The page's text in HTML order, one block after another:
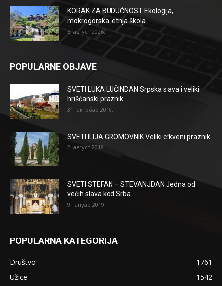
KORAK ZA BUDUĆNOST Ekologija,
mokrogorska letnja škola
5. август 2026.
POPULARNE OBJAVE
SVETI LUKA LUČINDAN Srpska slava i veliki
hrišćanski praznik
31. октобар 2018.
SVETI ILIJA GROMOVNIK Veliki crkveni praznik
2. август 2018.
SVETI STEFAN – STEVANJDAN Jedna od
većih slava kod Srba
9. јануар 2019.
POPULARNA KATEGORIJA
Društvo
1761
Užice
1542